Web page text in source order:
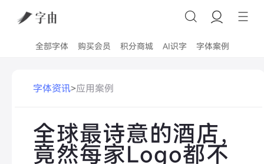
全部字体 购买会员 积分商城 AI识字 字体案例
字体资讯>应用案例
全球最诗意的酒店，
竟然每家Logo都不